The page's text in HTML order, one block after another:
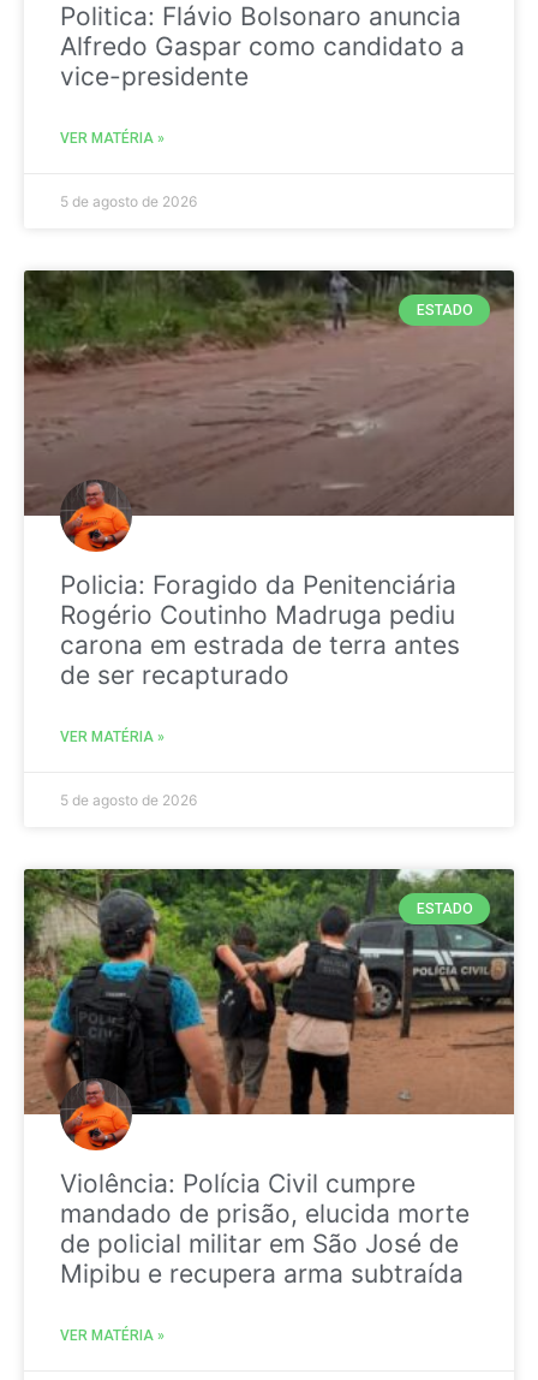
Politica: Flávio Bolsonaro anuncia
Alfredo Gaspar como candidato a
vice-presidente
VER MATÉRIA »
5 de agosto de 2026
ESTADO
Policia: Foragido da Penitenciária
Rogério Coutinho Madruga pediu
carona em estrada de terra antes
de ser recapturado
VER MATÉRIA »
5 de agosto de 2026
ESTADO
Violência: Polícia Civil cumpre
mandado de prisão, elucida morte
de policial militar em São José de
Mipibu e recupera arma subtraída
VER MATÉRIA »